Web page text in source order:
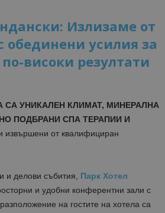
Излизаме от
обединени усилия за
високи резултати
СА УНИКАЛЕН КЛИМАТ, МИНЕРАЛНА
ПОДБРАНИ СПА ТЕРАПИИ И
извършени от квалифициран
и делови събития, Парк Хотел
и удобни конферентни зали с
на гостите на хотела са